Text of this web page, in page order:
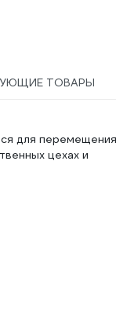
ТОВАРЫ
для перемещения
цехах и